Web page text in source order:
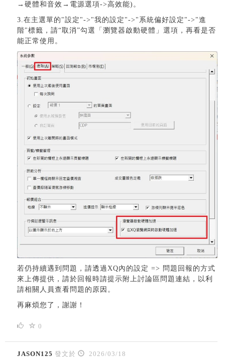
→硬體和音效→電源選項->高效能)。
3.在主選單的"設定"->"我的設定"->"系統偏好設定"->"進
階"標籤，請“取消”勾選「瀏覽器啟動硬體」選項，再看是否
能正常使用。
若仍持續遇到問題，請透過XQ內的設定 => 問題回報的方式
來上傳提供，請於回報時請提示附上討論區問題連結，以利
請相關人員查看問題的原因。
再麻煩您了，謝謝！
0
JASON125 發文於 2026/03/18